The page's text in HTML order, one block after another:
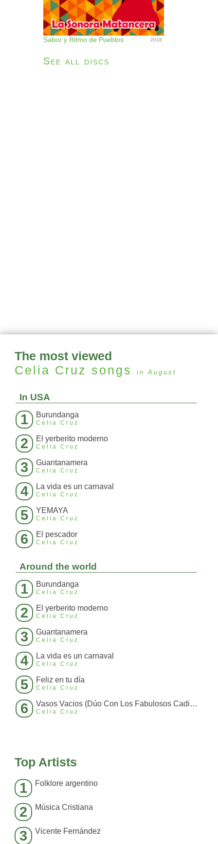
Sabor y Ritmo de Pueblos 2018
See all discs
The most viewed
Celia Cruz songs in August
In USA
1 Burundanga
Celia Cruz
2 El yerberito moderno
Celia Cruz
3 Guantanamera
Celia Cruz
4 La vida es un carnaval
Celia Cruz
5 YEMAYA
Celia Cruz
6 El pescador
Celia Cruz
Around the world
1 Burundanga
Celia Cruz
2 El yerberito moderno
Celia Cruz
3 Guantanamera
Celia Cruz
4 La vida es un carnaval
Celia Cruz
5 Feliz en tu día
Celia Cruz
6 Vasos Vacios (Dúo Con Los Fabulosos Cadillacs)
Celia Cruz
Top Artists
1 Folklore argentino
2 Música Cristiana
3 Vicente Fernández